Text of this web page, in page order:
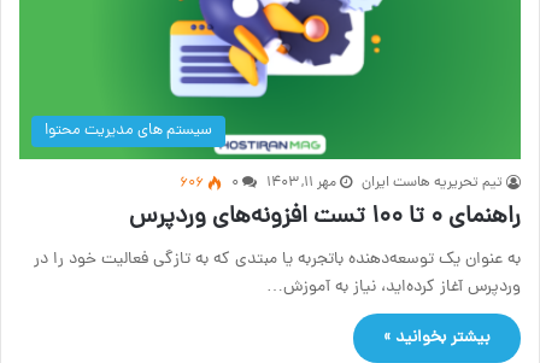
سیستم های مدیریت محتوا
تیم تحریریه هاست ایران مهر ۱۱, ۱۴۰۳ ۰ 606
راهنمای ۰ تا ۱۰۰ تست افزونه‌های وردپرس
به عنوان یک توسعه‌دهنده باتجربه یا مبتدی که به تازگی فعالیت خود را در
وردپرس آغاز کرده‌اید، نیاز به آموزش…
بیشتر بخوانید »